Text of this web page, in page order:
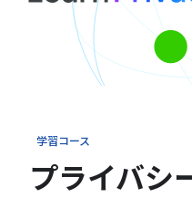
学習コース
プライバシ